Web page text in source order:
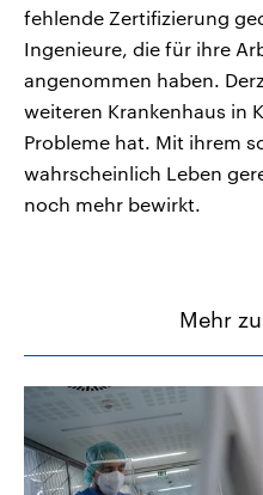
fehlende Zertifizierung
Ingenieure, die für ihre
angenommen haben.
weiteren Krankenhaus in
Probleme hat. Mit ihrem
wahrscheinlich Leben
noch mehr bewirkt.
Mehr